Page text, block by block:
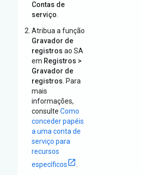
Contas de
serviço
Atribua a função
Gravador de
registros ao SA
em Registros >
Gravador de
registros . Para
mais
informações,
consulte Como
conceder papéis
a uma conta de
serviço para
recursos
específicos